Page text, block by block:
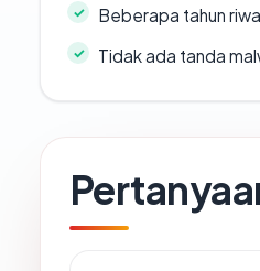
Beberapa tahun
Tidak ada tanda